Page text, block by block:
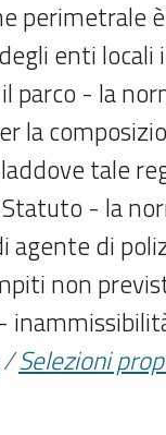
perimetrale
enti
parco - la
la
tale
- la
agente di
non
Selezioni